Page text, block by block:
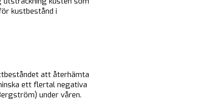
kustbestånd i
att återhämta
ett flertal negativa
under våren.